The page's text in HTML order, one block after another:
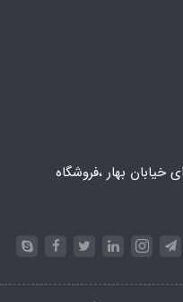
بهار ،فروشگاه